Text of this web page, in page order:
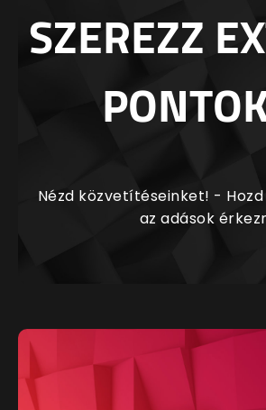
SZEREZZ
Nézd közvetítéseinket! -
az adások